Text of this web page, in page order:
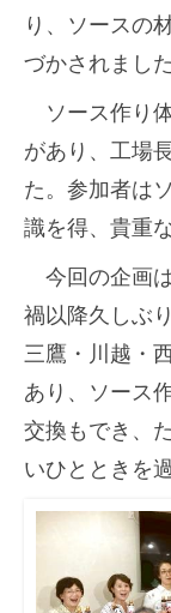
り、ソースの
づかされました
ソース作り
があり、工場
た。参加者は
識を得、貴重
今回の企画
禍以降久しぶ
三鷹・川越・
あり、ソース
交換もでき、
いひとときを